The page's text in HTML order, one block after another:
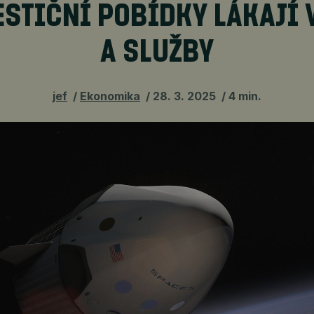
POBÍDKY LÁKAJÍ
A SLUŽBY
jef Ekonomika 28. 3. 2025 4 min.